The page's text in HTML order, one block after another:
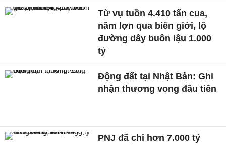
Từ vụ tuồn 4.410 tấn cua,
nầm lợn qua biên giới, lộ
đường dây buôn lậu 1.000
tỷ
Động đất tại Nhật Bản: Ghi
nhận thương vong đầu tiên
PNJ đã chi hơn 7.000 tỷ